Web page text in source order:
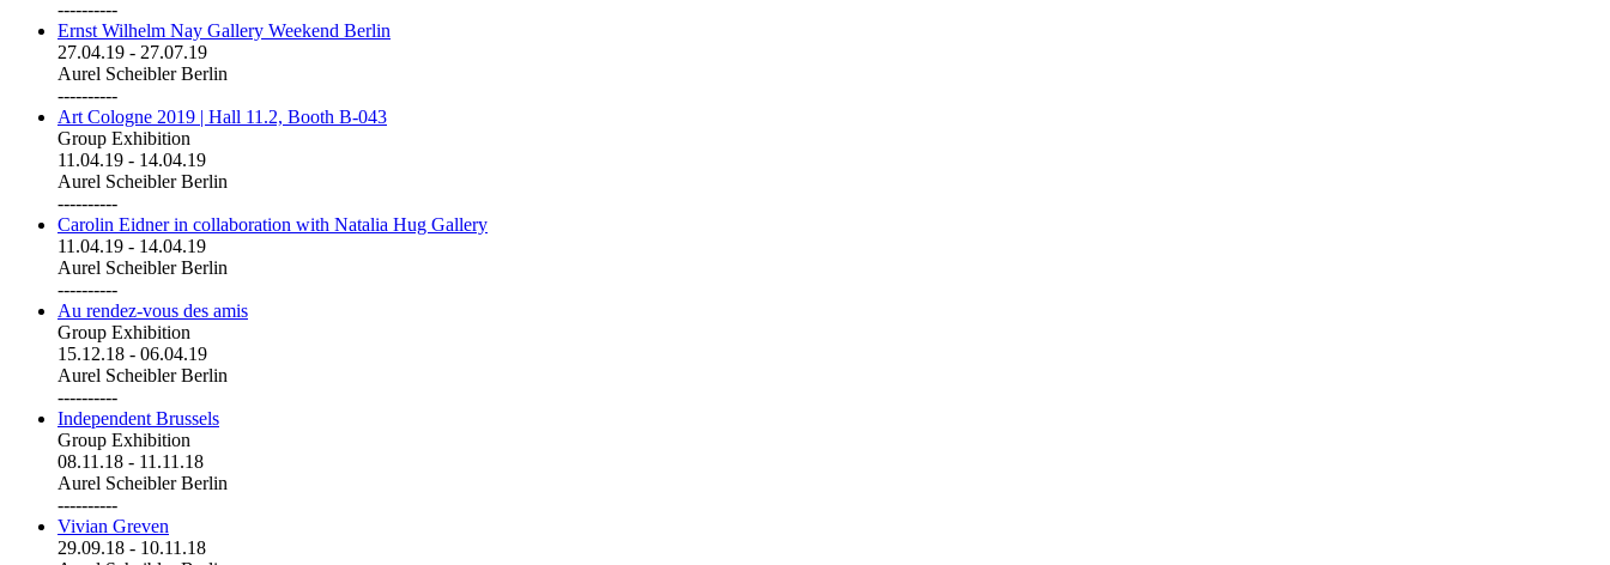
----------
Ernst Wilhelm Nay Gallery Weekend Berlin
27.04.19 - 27.07.19
Aurel Scheibler Berlin
----------
Art Cologne 2019 | Hall 11.2, Booth B-043
Group Exhibition
11.04.19 - 14.04.19
Aurel Scheibler Berlin
----------
Carolin Eidner in collaboration with Natalia Hug Gallery
11.04.19 - 14.04.19
Aurel Scheibler Berlin
----------
Au rendez-vous des amis
Group Exhibition
15.12.18 - 06.04.19
Aurel Scheibler Berlin
----------
Independent Brussels
Group Exhibition
08.11.18 - 11.11.18
Aurel Scheibler Berlin
----------
Vivian Greven
29.09.18 - 10.11.18